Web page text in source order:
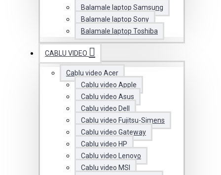
Balamale laptop Samsung
Balamale laptop Sony
Balamale laptop Toshiba
CABLU VIDEO
Cablu video Acer
Cablu video Apple
Cablu video Asus
Cablu video Dell
Cablu video Fujitsu-Simens
Cablu video Gateway
Cablu video HP
Cablu video Lenovo
Cablu video MSI